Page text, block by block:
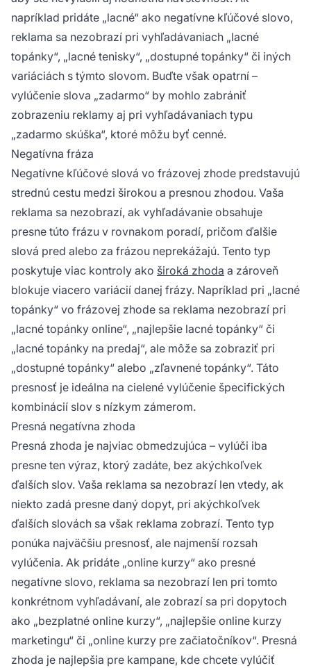
napríklad pridáte „lacné“ ako negatívne kľúčové slovo,
reklama sa nezobrazí pri vyhľadávaniach „lacné
topánky“, „lacné tenisky“, „dostupné topánky“ či iných
variáciách s týmto slovom. Buďte však opatrní –
vylúčenie slova „zadarmo“ by mohlo zabrániť
zobrazeniu reklamy aj pri vyhľadávaniach typu
„zadarmo skúška“, ktoré môžu byť cenné.
Negatívna fráza
Negatívne kľúčové slová vo frázovej zhode predstavujú
strednú cestu medzi širokou a presnou zhodou. Vaša
reklama sa nezobrazí, ak vyhľadávanie obsahuje
presne túto frázu v rovnakom poradí, pričom ďalšie
slová pred alebo za frázou neprekážajú. Tento typ
poskytuje viac kontroly ako široká zhoda a zároveň
blokuje viacero variácií danej frázy. Napríklad pri „lacné
topánky“ vo frázovej zhode sa reklama nezobrazí pri
„lacné topánky online“, „najlepšie lacné topánky“ či
„lacné topánky na predaj“, ale môže sa zobraziť pri
„dostupné topánky“ alebo „zľavnené topánky“. Táto
presnosť je ideálna na cielené vylúčenie špecifických
kombinácií slov s nízkym zámerom.
Presná negatívna zhoda
Presná zhoda je najviac obmedzujúca – vylúči iba
presne ten výraz, ktorý zadáte, bez akýchkoľvek
ďalších slov. Vaša reklama sa nezobrazí len vtedy, ak
niekto zadá presne daný dopyt, pri akýchkoľvek
ďalších slovách sa však reklama zobrazí. Tento typ
ponúka najväčšiu presnosť, ale najmenší rozsah
vylúčenia. Ak pridáte „online kurzy“ ako presné
negatívne slovo, reklama sa nezobrazí len pri tomto
konkrétnom vyhľadávaní, ale zobrazí sa pri dopytoch
ako „bezplatné online kurzy“, „najlepšie online kurzy
marketingu“ či „online kurzy pre začiatočníkov“. Presná
zhoda je najlepšia pre kampane, kde chcete vylúčiť